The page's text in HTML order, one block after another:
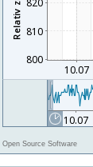
Open Source Software